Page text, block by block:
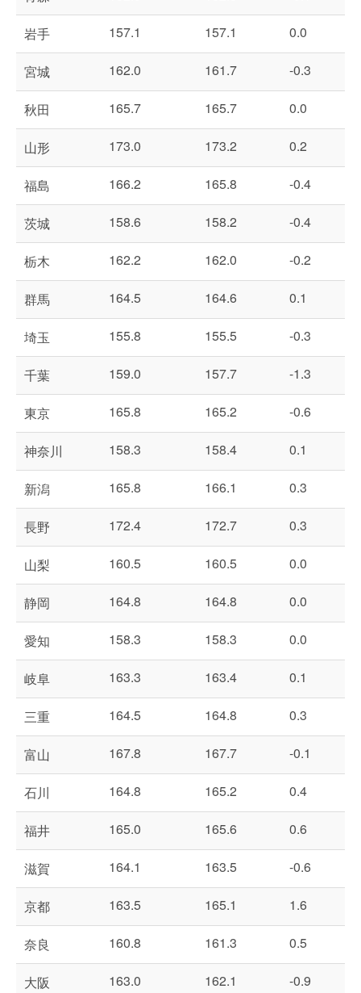
岩手 157.1 157.1 0.0
宮城 162.0 161.7 -0.3
秋田 165.7 165.7 0.0
山形 173.0 173.2 0.2
福島 166.2 165.8 -0.4
茨城 158.6 158.2 -0.4
栃木 162.2 162.0 -0.2
群馬 164.5 164.6 0.1
埼玉 155.8 155.5 -0.3
千葉 159.0 157.7 -1.3
東京 165.8 165.2 -0.6
神奈川 158.3 158.4 0.1
新潟 165.8 166.1 0.3
長野 172.4 172.7 0.3
山梨 160.5 160.5 0.0
静岡 164.8 164.8 0.0
愛知 158.3 158.3 0.0
岐阜 163.3 163.4 0.1
三重 164.5 164.8 0.3
富山 167.8 167.7 -0.1
石川 164.8 165.2 0.4
福井 165.0 165.6 0.6
滋賀 164.1 163.5 -0.6
京都 163.5 165.1 1.6
奈良 160.8 161.3 0.5
大阪 163.0 162.1 -0.9